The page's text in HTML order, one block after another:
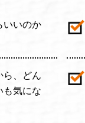
いいのか
ら、どん
も気にな